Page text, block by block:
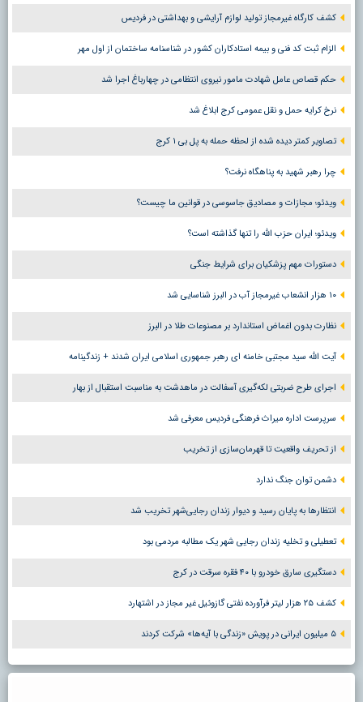
کشف کارگاه غیرمجاز تولید لوازم آرایشی و بهداشتی در فردیس
الزام ثبت کد فنی و بیمه استادکاران کشور در شناسنامه ساختمان از اول مهر
حکم قصاص عامل شهادت مامور نیروی انتظامی در چهارباغ اجرا شد
نرخ کرایه حمل و نقل عمومی کرج ابلاغ شد
تصاویر کمتر دیده شده از لحظه حمله به پل بی ۱ کرج
چرا رهبر شهید به پناهگاه نرفت؟
ویدئو؛ مجازات و مصادیق جاسوسی در قوانین ما چیست؟
ویدئو؛ ایران حزب الله را تنها گذاشته است؟
دستورات مهم پزشکیان برای شرایط جنگی
۱۰ هزار انشعاب غیرمجاز آب در البرز شناسایی شد
نظارت بدون اغماض استاندارد بر مصنوعات طلا در البرز
آیت الله سید مجتبی خامنه ای رهبر جمهوری اسلامی ایران شدند + زندگینامه
اجرای طرح ضربتی لکه‌گیری آسفالت در ماهدشت به مناسبت استقبال از بهار
سرپرست اداره میراث فرهنگی فردیس معرفی شد
از تحریف واقعیت تا قهرمان‌سازی از تخریب
دشمن توان جنگ ندارد
انتظارها به پایان رسید و دیوار زندان رجایی‌شهر تخریب شد
تعطیلی و تخلیه زندان رجایی شهر یک مطالبه مردمی بود
دستگیری سارق خودرو با ۴۰ فقره سرقت در کرج
کشف ۲۵ هزار لیتر فرآورده نفتی گازوئیل غیر مجاز در اشتهارد
۵ میلیون ایرانی در پویش «زندگی با آیه‌ها» شرکت کردند